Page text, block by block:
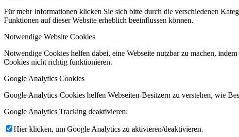
Für mehr Informationen klicken Sie sich bitte durch die verschiedenen
Funktionen auf dieser Website erheblich beeinflussen können.
Notwendige Website Cookies
Notwendige Cookies helfen dabei, eine Webseite nutzbar zu machen,
Cookies nicht richtig funktionieren.
Google Analytics Cookies
Google Analytics-Cookies helfen Webseiten-Besitzern zu verstehen, wie
Google Analytics Tracking deaktivieren:
Hier klicken, um Google Analytics zu aktivieren/deaktivieren.